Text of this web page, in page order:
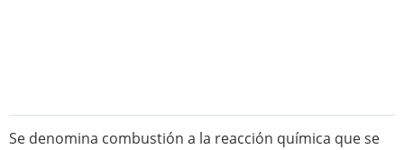
Se denomina combustión a la reacción química que se